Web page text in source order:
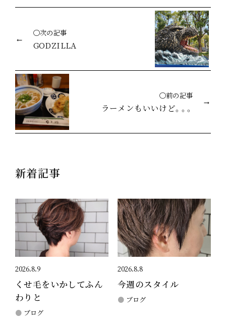
◯次の記事
GODZILLA
◯前の記事
ラーメンもいいけど。。。
新着記事
2026.8.9
くせ毛をいかしてふん
わりと
ブログ
2026.8.8
今週のスタイル
ブログ